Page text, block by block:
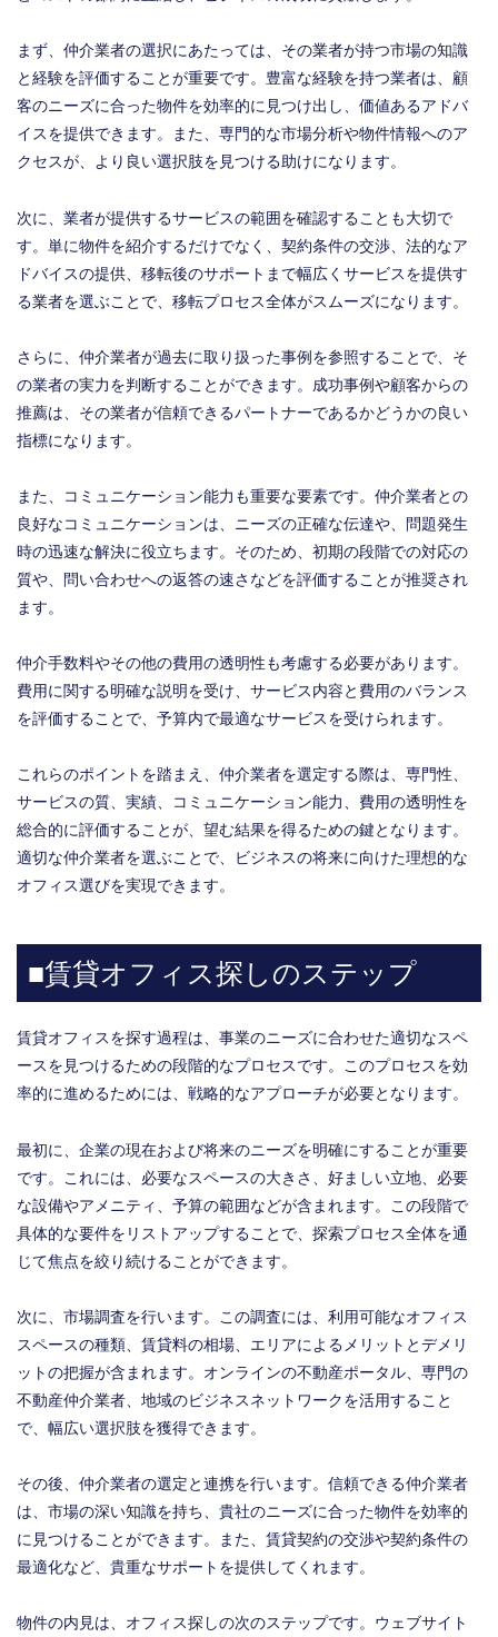
まず、仲介業者の選択にあたっては、その業者が持つ市場の知識
と経験を評価することが重要です。豊富な経験を持つ業者は、顧
客のニーズに合った物件を効率的に見つけ出し、価値あるアドバ
イスを提供できます。また、専門的な市場分析や物件情報へのア
クセスが、より良い選択肢を見つける助けになります。
次に、業者が提供するサービスの範囲を確認することも大切で
す。単に物件を紹介するだけでなく、契約条件の交渉、法的なア
ドバイスの提供、移転後のサポートまで幅広くサービスを提供す
る業者を選ぶことで、移転プロセス全体がスムーズになります。
さらに、仲介業者が過去に取り扱った事例を参照することで、そ
の業者の実力を判断することができます。成功事例や顧客からの
推薦は、その業者が信頼できるパートナーであるかどうかの良い
指標になります。
また、コミュニケーション能力も重要な要素です。仲介業者との
良好なコミュニケーションは、ニーズの正確な伝達や、問題発生
時の迅速な解決に役立ちます。そのため、初期の段階での対応の
質や、問い合わせへの返答の速さなどを評価することが推奨され
ます。
仲介手数料やその他の費用の透明性も考慮する必要があります。
費用に関する明確な説明を受け、サービス内容と費用のバランス
を評価することで、予算内で最適なサービスを受けられます。
これらのポイントを踏まえ、仲介業者を選定する際は、専門性、
サービスの質、実績、コミュニケーション能力、費用の透明性を
総合的に評価することが、望む結果を得るための鍵となります。
適切な仲介業者を選ぶことで、ビジネスの将来に向けた理想的な
オフィス選びを実現できます。
■賃貸オフィス探しのステップ
賃貸オフィスを探す過程は、事業のニーズに合わせた適切なスペ
ースを見つけるための段階的なプロセスです。このプロセスを効
率的に進めるためには、戦略的なアプローチが必要となります。
最初に、企業の現在および将来のニーズを明確にすることが重要
です。これには、必要なスペースの大きさ、好ましい立地、必要
な設備やアメニティ、予算の範囲などが含まれます。この段階で
具体的な要件をリストアップすることで、探索プロセス全体を通
じて焦点を絞り続けることができます。
次に、市場調査を行います。この調査には、利用可能なオフィス
スペースの種類、賃貸料の相場、エリアによるメリットとデメリ
ットの把握が含まれます。オンラインの不動産ポータル、専門の
不動産仲介業者、地域のビジネスネットワークを活用すること
で、幅広い選択肢を獲得できます。
その後、仲介業者の選定と連携を行います。信頼できる仲介業者
は、市場の深い知識を持ち、貴社のニーズに合った物件を効率的
に見つけることができます。また、賃貸契約の交渉や契約条件の
最適化など、貴重なサポートを提供してくれます。
物件の内見は、オフィス探しの次のステップです。ウェブサイト